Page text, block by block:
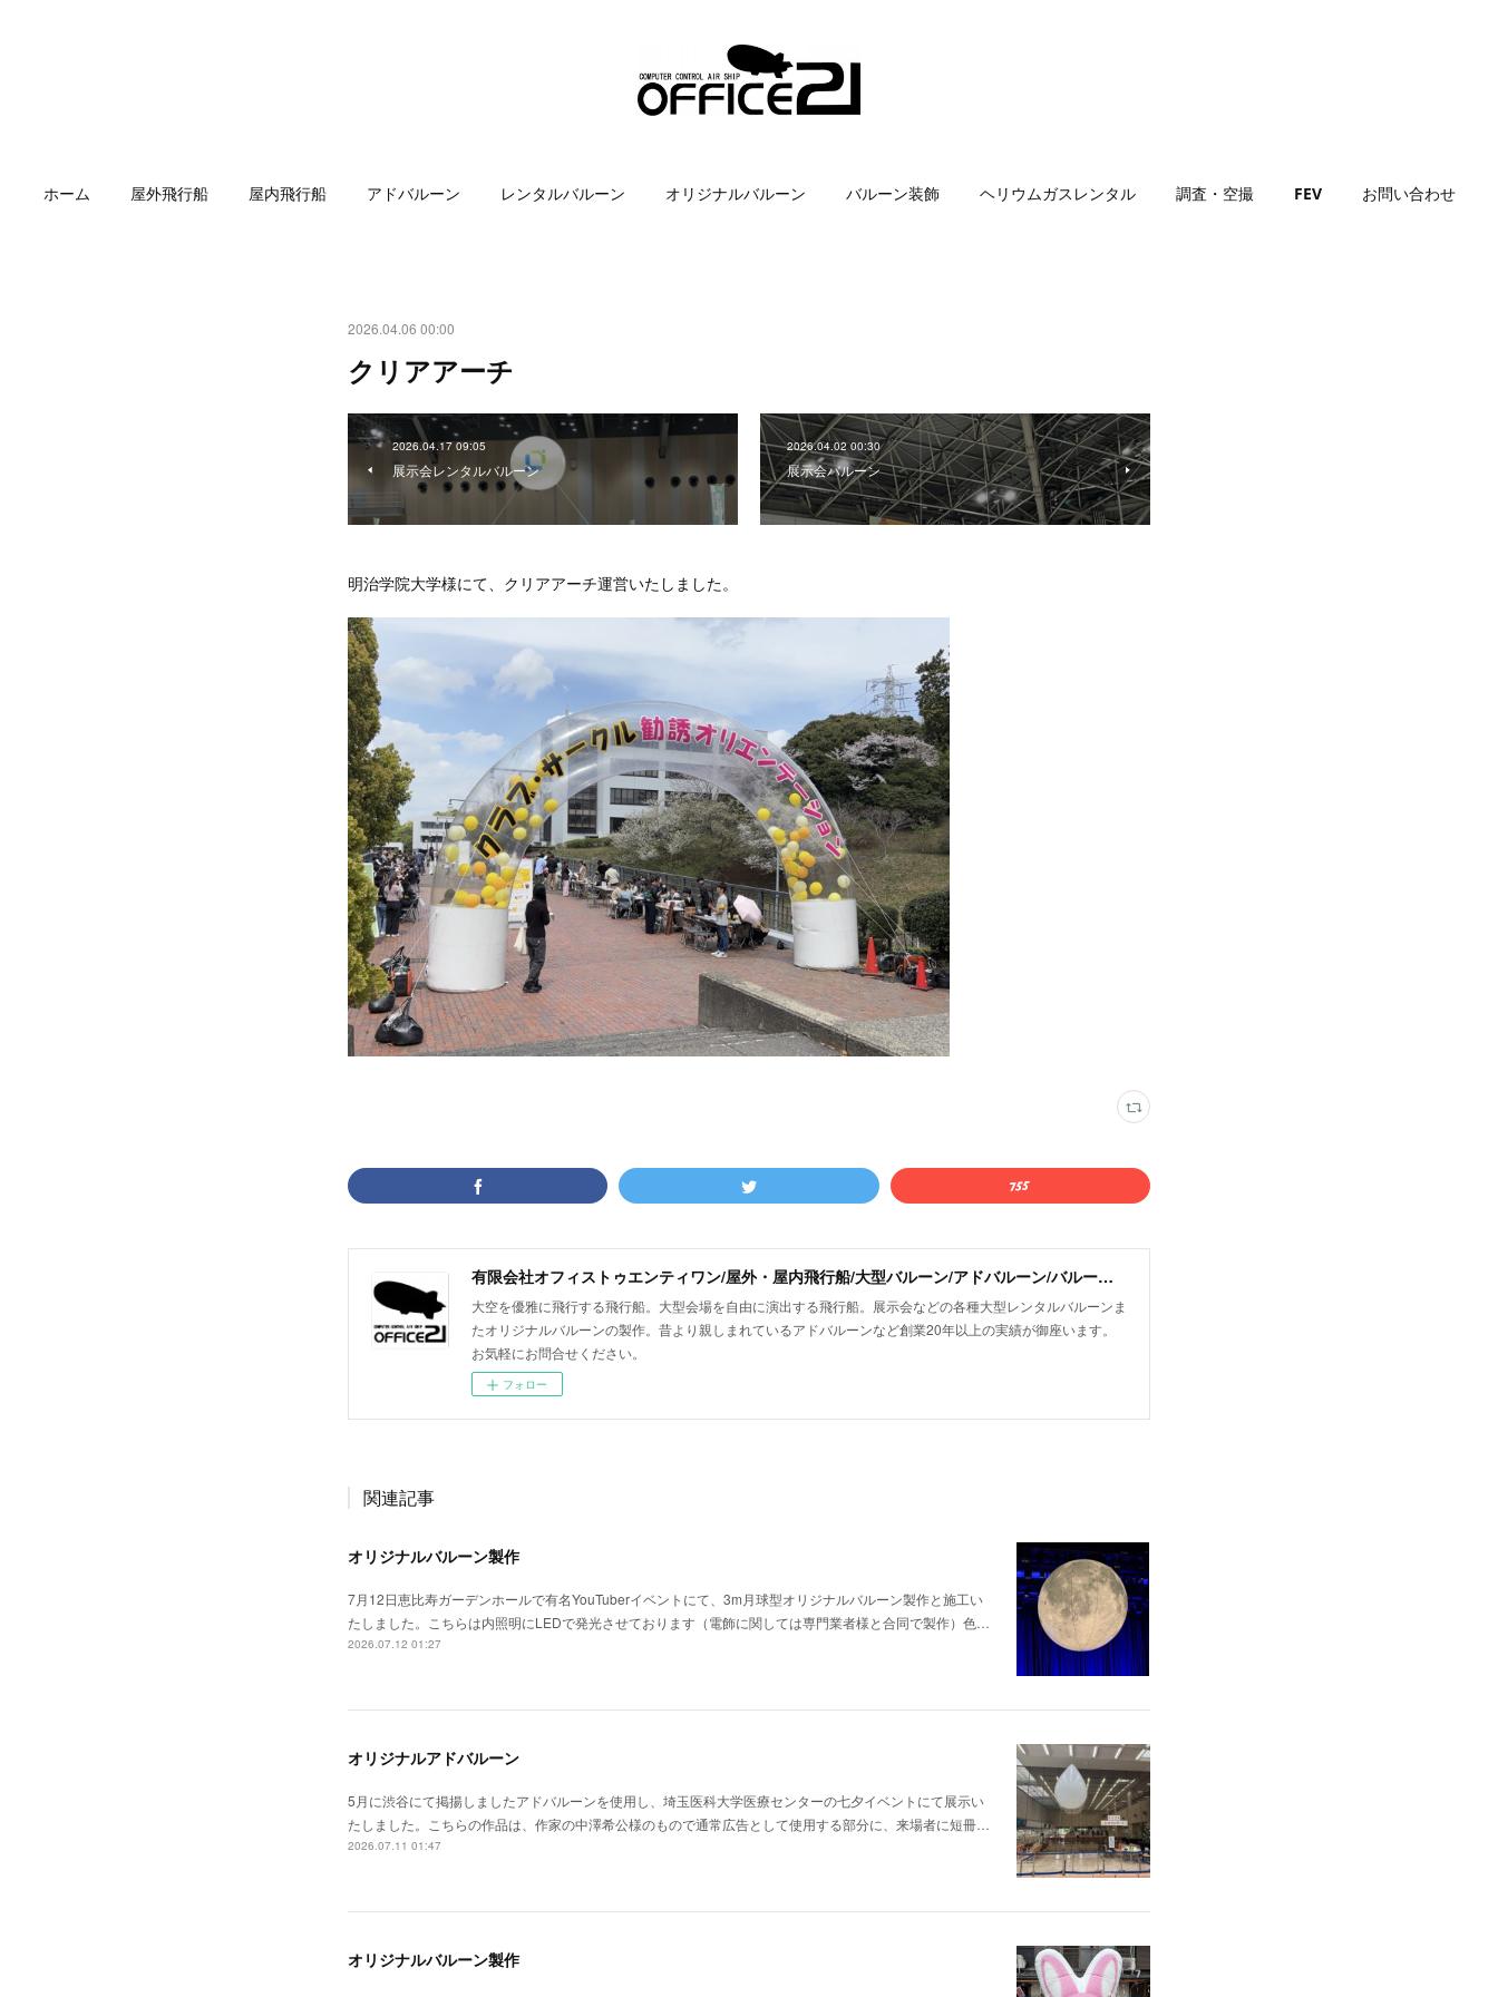
ホーム 屋外飛行船 屋内飛行船 アドバルーン レンタルバルーン オリジナルバルーン バルーン装飾 ヘリウムガスレンタル 調査・空撮 FEV お問い合わせ
2026.04.06 00:00
クリアアーチ
2026.04.17 09:05
展示会レンタルバルーン
2026.04.02 00:30
展示会バルーン
明治学院大学様にて、クリアアーチ運営いたしました。
有限会社オフィストゥエンティワン/屋外・屋内飛行船/大型バルーン/アドバルーン/バルーン装飾等イベント装飾
大空を優雅に飛行する飛行船。大型会場を自由に演出する飛行船。展示会などの各種大型レンタルバルーンま
たオリジナルバルーンの製作。昔より親しまれているアドバルーンなど創業20年以上の実績が御座います。
お気軽にお問合せください。
フォロー
関連記事
オリジナルバルーン製作
7月12日恵比寿ガーデンホールで有名YouTuberイベントにて、3m月球型オリジナルバルーン製作と施工い
たしました。こちらは内照明にLEDで発光させております（電飾に関しては専門業者様と合同で製作）色…
2026.07.12 01:27
オリジナルアドバルーン
5月に渋谷にて掲揚しましたアドバルーンを使用し、埼玉医科大学医療センターの七夕イベントにて展示い
たしました。こちらの作品は、作家の中澤希公様のもので通常広告として使用する部分に、来場者に短冊…
2026.07.11 01:47
オリジナルバルーン製作